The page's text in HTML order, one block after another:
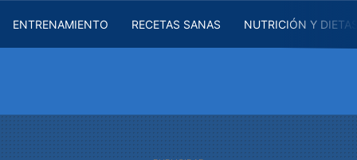
ENTRENAMIENTO RECETAS SANAS NUTRICIÓN Y